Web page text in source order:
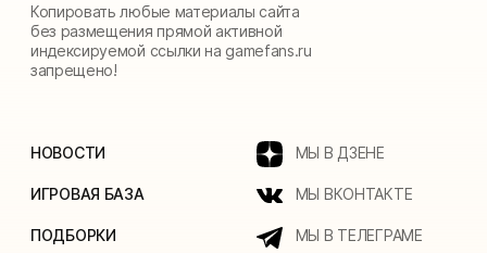
Копировать любые материалы сайта
без размещения прямой активной
индексируемой ссылки на gamefans.ru
запрещено!
НОВОСТИ
ИГРОВАЯ БАЗА
ПОДБОРКИ
МЫ В ДЗЕНЕ
МЫ ВКОНТАКТЕ
МЫ В ТЕЛЕГРАМЕ